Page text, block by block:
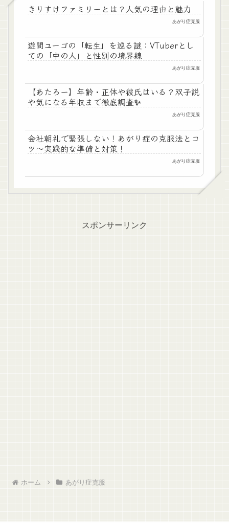
きりすけファミリーとは？人気の理由と魅力
あがり症克服
遊間ユーゴの「転生」を巡る謎：VTuberとし
ての「中の人」と性別の境界線
あがり症克服
【あたろー】年齢・正体や彼氏はいる？双子説
や気になる年収まで徹底調査✨
あがり症克服
会社朝礼で緊張しない！あがり症の克服法とコ
ツ～実践的な準備と対策！
あがり症克服
スポンサーリンク
ホーム あがり症克服